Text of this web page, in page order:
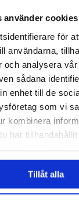
använder cookies
för
användarna,
och analysera
sådana
enhet till de
som vi
kombinera
har
Tillåt alla